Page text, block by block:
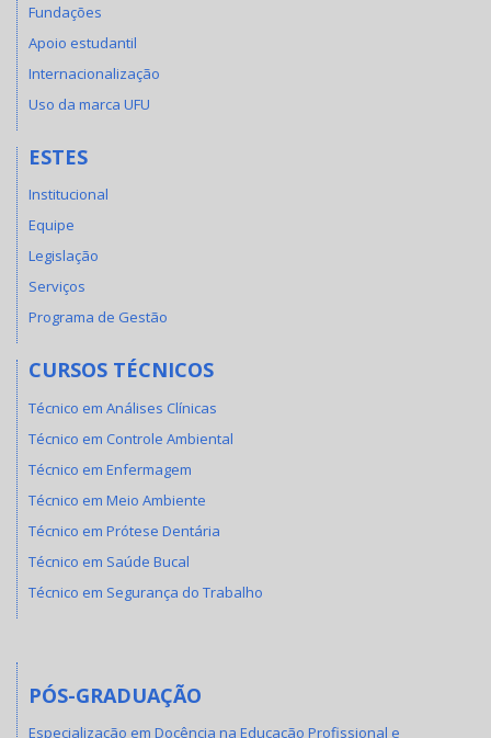
Fundações
Apoio estudantil
Internacionalização
Uso da marca UFU
ESTES
Institucional
Equipe
Legislação
Serviços
Programa de Gestão
CURSOS TÉCNICOS
Técnico em Análises Clínicas
Técnico em Controle Ambiental
Técnico em Enfermagem
Técnico em Meio Ambiente
Técnico em Prótese Dentária
Técnico em Saúde Bucal
Técnico em Segurança do Trabalho
PÓS-GRADUAÇÃO
Especialização em Docência na Educação Profissional e